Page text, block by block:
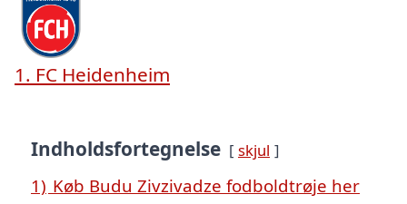
1. FC Heidenheim
Indholdsfortegnelse skjul
1) Køb Budu Zivzivadze fodboldtrøje her